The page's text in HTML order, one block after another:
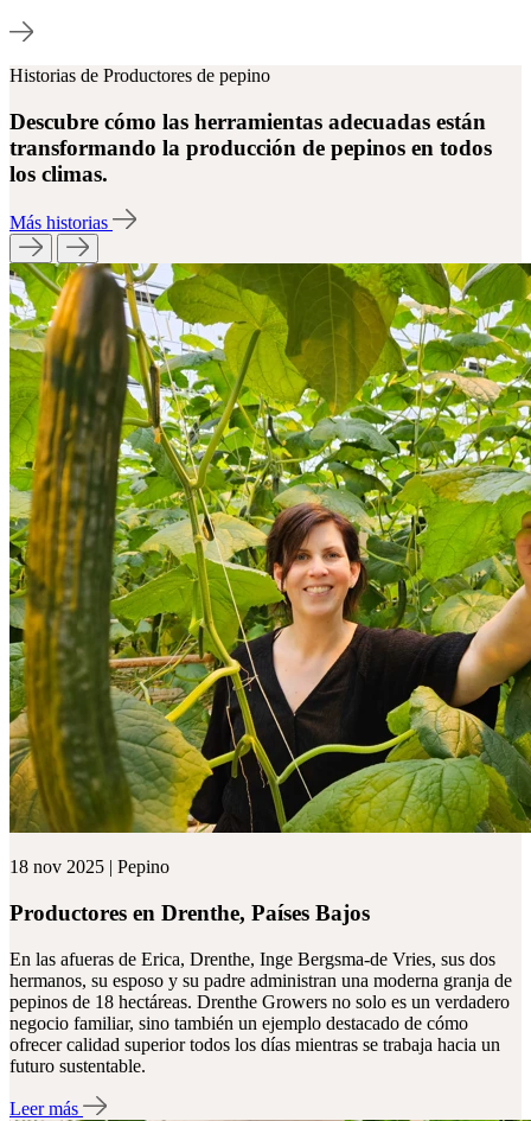
Historias de Productores de pepino
Descubre cómo las herramientas adecuadas están
transformando la producción de pepinos en todos
los climas.
Más historias
18 nov 2025 | Pepino
Productores en Drenthe, Países Bajos
En las afueras de Erica, Drenthe, Inge Bergsma-de Vries, sus dos
hermanos, su esposo y su padre administran una moderna granja de
pepinos de 18 hectáreas. Drenthe Growers no solo es un verdadero
negocio familiar, sino también un ejemplo destacado de cómo
ofrecer calidad superior todos los días mientras se trabaja hacia un
futuro sustentable.
Leer más